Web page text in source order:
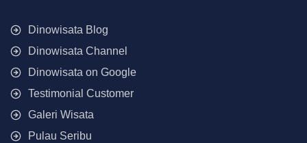
Dinowisata Blog
Dinowisata Channel
Dinowisata on Google
Testimonial Customer
Galeri Wisata
Pulau Seribu